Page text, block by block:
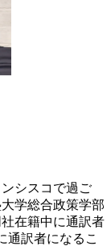
シスコで過ご
学総合政策学部
在籍中に通訳者
通訳者になるこ